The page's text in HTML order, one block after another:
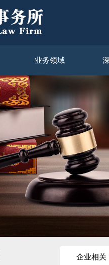
业务领域
企业相关